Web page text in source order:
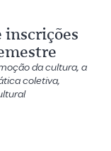
inscrições
da cultura, a
coletiva,